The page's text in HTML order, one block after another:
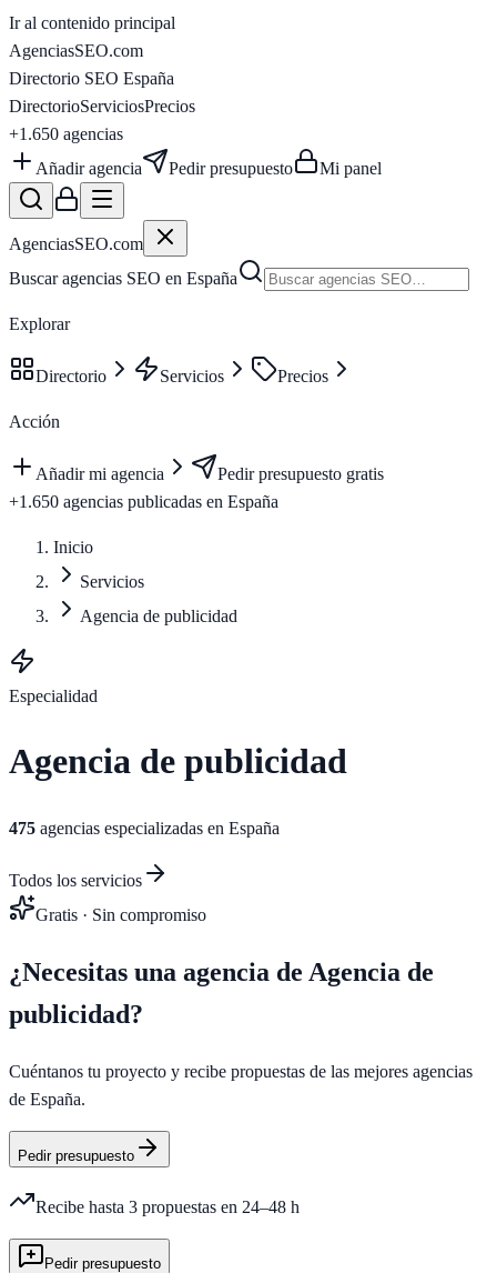
Ir al contenido principal
AgenciasSEO.com
Directorio SEO España
DirectorioServiciosPrecios
+1.650 agencias
Añadir agencia
Pedir presupuesto Mi panel
AgenciasSEO.com
Buscar agencias SEO en España
Explorar
Directorio Servicios Precios
Acción
Añadir mi agencia
Pedir presupuesto gratis
+1.650 agencias publicadas en España
Inicio
Servicios
Agencia de publicidad
Especialidad
Agencia de publicidad
475 agencias especializadas en España
Todos los servicios
Gratis · Sin compromiso
¿Necesitas una agencia de Agencia de
publicidad?
Cuéntanos tu proyecto y recibe propuestas de las mejores agencias
de España.
Pedir presupuesto
Recibe hasta 3 propuestas en 24–48 h
Pedir presupuesto